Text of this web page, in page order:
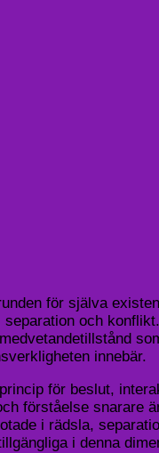
för själva
och
innebär.
för beslut,
förståelse snarare
i rädsla,
i denna